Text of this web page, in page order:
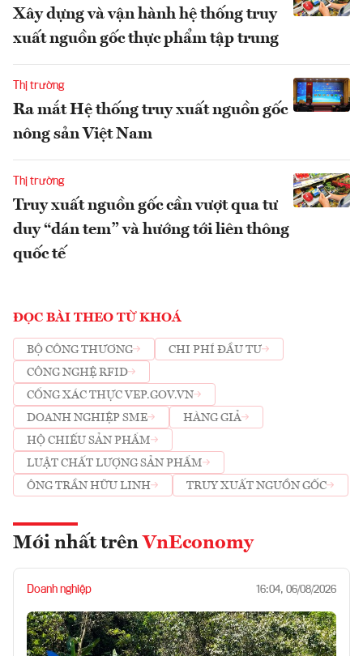
Xây dựng và vận hành hệ thống truy
xuất nguồn gốc thực phẩm tập trung
Thị trường
Ra mắt Hệ thống truy xuất nguồn gốc
nông sản Việt Nam
Thị trường
Truy xuất nguồn gốc cần vượt qua tư
duy “dán tem” và hướng tới liên thông
quốc tế
ĐỌC BÀI THEO TỪ KHOÁ
BỘ CÔNG THƯƠNG
CHI PHÍ ĐẦU TƯ
CÔNG NGHỆ RFID
CỔNG XÁC THỰC VEP.GOV.VN
DOANH NGHIỆP SME
HÀNG GIẢ
HỘ CHIẾU SẢN PHẨM
LUẬT CHẤT LƯỢNG SẢN PHẨM
ÔNG TRẦN HỮU LINH
TRUY XUẤT NGUỒN GỐC
Mới nhất trên VnEconomy
Doanh nghiệp 16:04, 06/08/2026